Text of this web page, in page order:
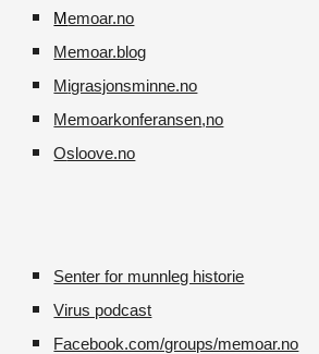
Memoar.no
Memoar.blog
M igrasjonsminne.no
Memoarkonferansen,no
Osloove.no
Senter for munnleg historie
Virus podcast
Facebook.com/groups/memoar.no